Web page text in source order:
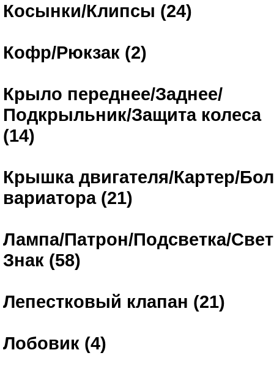
Косынки/Клипсы (24)
Кофр/Рюкзак (2)
Крыло переднее/Заднее/
Подкрыльник/Защита колеса
(14)
Крышка двигателя/Картер/
вариатора (21)
Лампа/Патрон/Подсветка/
Знак (58)
Лепестковый клапан (21)
Лобовик (4)